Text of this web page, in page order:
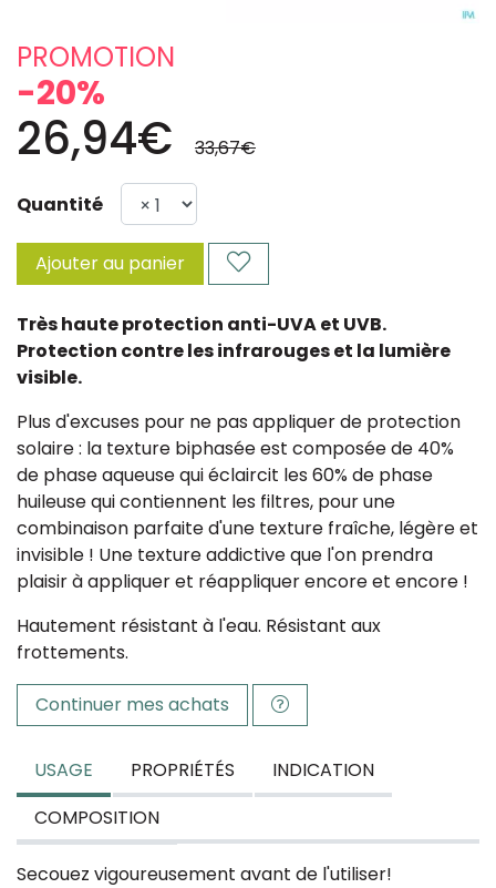
PROMOTION
-20%
26,94€ 33,67€
Quantité
Ajouter au panier
Très haute protection anti-UVA et UVB.
Protection contre les infrarouges et la lumière
visible.
Plus d'excuses pour ne pas appliquer de protection
solaire : la texture biphasée est composée de 40%
de phase aqueuse qui éclaircit les 60% de phase
huileuse qui contiennent les filtres, pour une
combinaison parfaite d'une texture fraîche, légère et
invisible ! Une texture addictive que l'on prendra
plaisir à appliquer et réappliquer encore et encore !
Hautement résistant à l'eau. Résistant aux
frottements.
Continuer mes achats
USAGE PROPRIÉTÉS
INDICATION
COMPOSITION
Secouez vigoureusement avant de l'utiliser!